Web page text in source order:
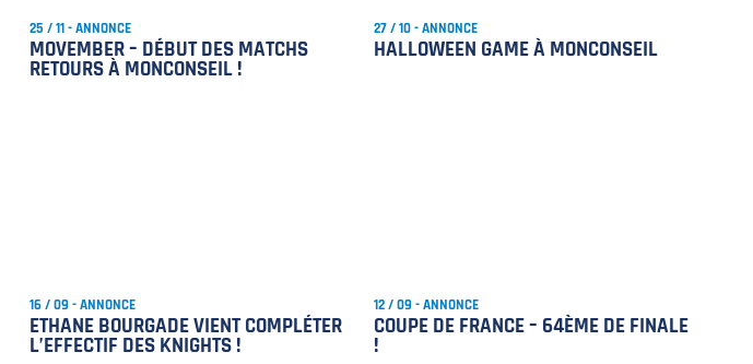
25 / 11 - ANNONCE
MOVEMBER – DÉBUT DES MATCHS
RETOURS À MONCONSEIL !
27 / 10 - ANNONCE
HALLOWEEN GAME À MONCONSEIL
16 / 09 - ANNONCE
ETHANE BOURGADE VIENT COMPLÉTER
L’EFFECTIF DES KNIGHTS !
12 / 09 - ANNONCE
COUPE DE FRANCE – 64ÈME DE FINALE
!